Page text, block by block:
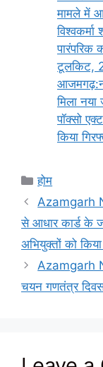
मामले में
पारंपरिक
टूलकिट,
मिला
पॉक्सो
किया
Categories
होम
Azamgarh
से आधार कार्ड के
अभियुक्तों को किया
Azamgarh
चयन गणतंत्र